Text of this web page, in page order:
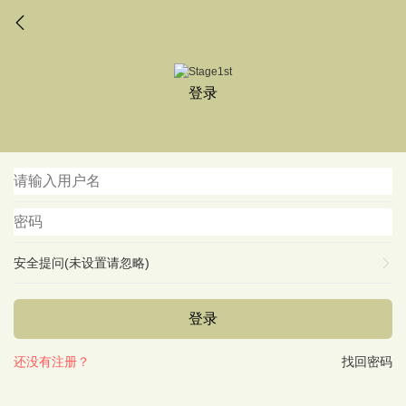
登录
安全提问(未设置请忽略)
登录
找回密码
还没有注册？